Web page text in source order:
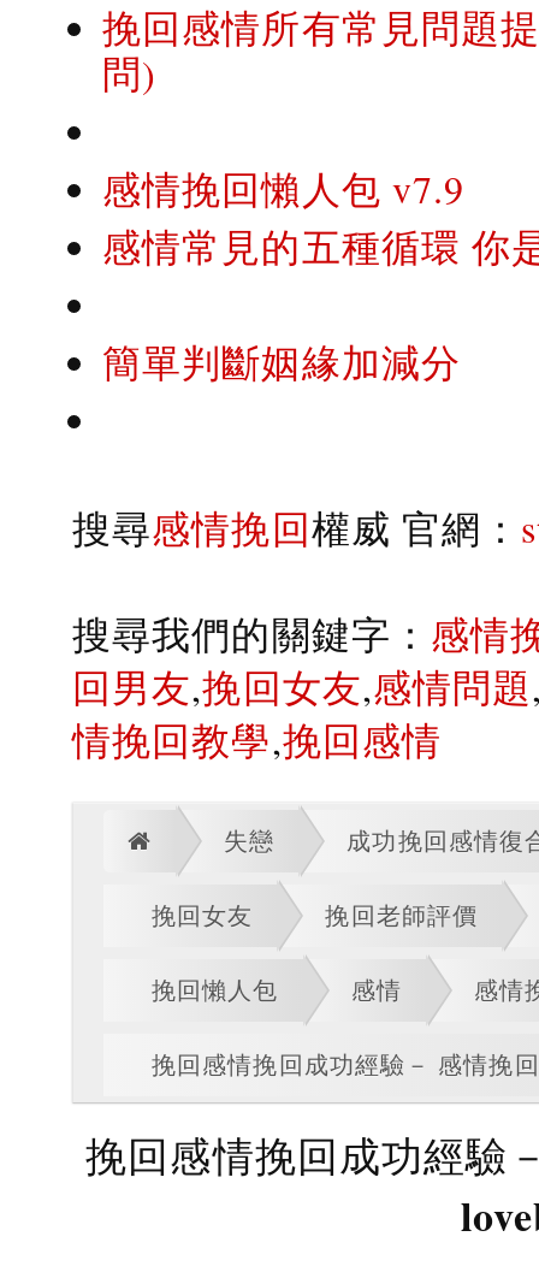
挽回感情所有常見問題
問)
感情挽回懶人包 v7.9
感情常見的五種循環 你
簡單判斷姻緣加減分
搜尋感情挽回權威 官網：
搜尋我們的關鍵字： 感情
回男友,挽回女友,感情問題
情挽回教學,挽回感情
失戀 成功挽回感情復
挽回女友 挽回老師評價
挽回懶人包 感情 感情
挽回感情挽回成功經驗－ 感情挽
挽回感情挽回成功經驗